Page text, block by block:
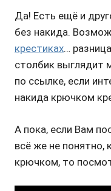
Да! Есть ещё и
без накида.
крестиках…
столбик выглядит
по ссылке, если
накида крючком
А пока, если Вам
всё же не понятно,
крючком, то